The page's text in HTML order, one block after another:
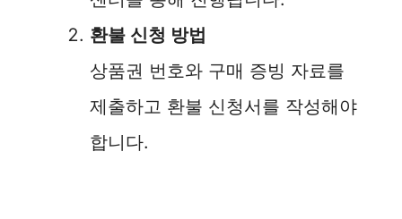
환불 신청 방법
상품권 번호와 구매 증빙 자료를
제출하고 환불 신청서를 작성해야
합니다.